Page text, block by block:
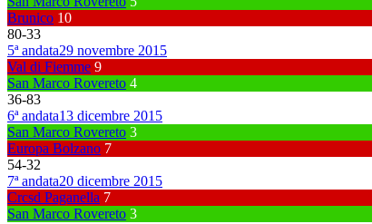
Brunico 10
80-33
5ª andata29 novembre 2015
Val di Fiemme 9
San Marco Rovereto 4
36-83
6ª andata13 dicembre 2015
San Marco Rovereto 3
Europa Bolzano 7
54-32
7ª andata20 dicembre 2015
Crcsd Paganella 7
San Marco Rovereto 3